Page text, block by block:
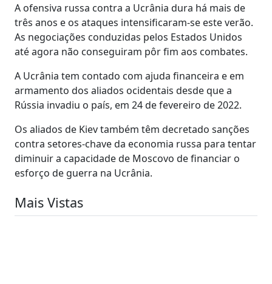
A ofensiva russa contra a Ucrânia dura há mais de
três anos e os ataques intensificaram-se este verão.
As negociações conduzidas pelos Estados Unidos
até agora não conseguiram pôr fim aos combates.
A Ucrânia tem contado com ajuda financeira e em
armamento dos aliados ocidentais desde que a
Rússia invadiu o país, em 24 de fevereiro de 2022.
Os aliados de Kiev também têm decretado sanções
contra setores-chave da economia russa para tentar
diminuir a capacidade de Moscovo de financiar o
esforço de guerra na Ucrânia.
Mais Vistas